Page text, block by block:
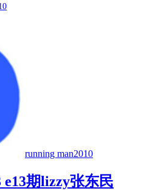
running man2010
e13期lizzy张东民